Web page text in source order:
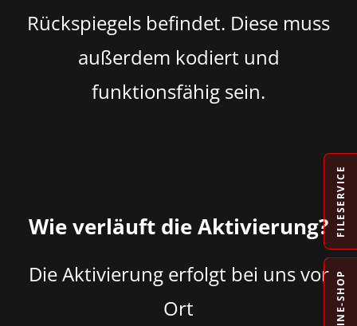
Rückspiegels befindet. Diese muss
außerdem kodiert und
funktionsfähig sein.
Wie verläuft die Aktivierung?
Die Aktivierung erfolgt bei uns vor
Ort
FILESERVICE